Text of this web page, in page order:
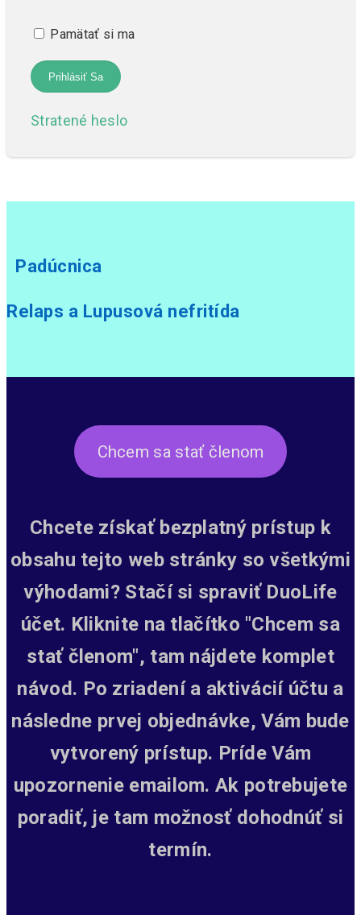
Pamätať si ma
Stratené heslo
Padúcnica
Relaps a Lupusová nefritída
Chcem sa stať členom
Chcete získať bezplatný prístup k
obsahu tejto web stránky so všetkými
výhodami? Stačí si spraviť DuoLife
účet. Kliknite na tlačítko "Chcem sa
stať členom", tam nájdete komplet
návod. Po zriadení a aktivácií účtu a
následne prvej objednávke, Vám bude
vytvorený prístup. Príde Vám
upozornenie emailom. Ak potrebujete
poradiť, je tam možnosť dohodnúť si
termín.